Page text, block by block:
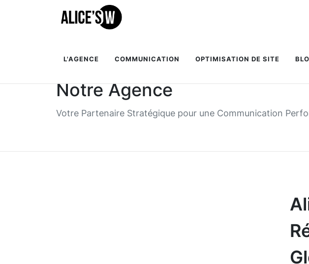
L'AGENCE COMMUNICATION OPTIMISATION DE SITE
Notre Agence
Votre Partenaire Stratégique pour une Communication